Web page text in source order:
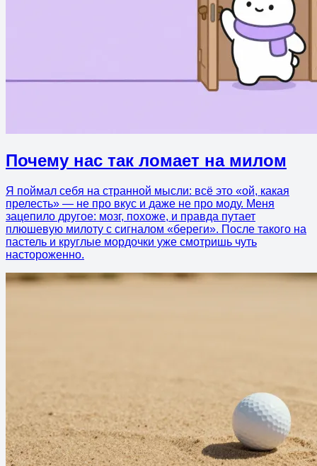
Почему нас так ломает на милом
Я поймал себя на странной мысли: всё это «ой, какая
прелесть» — не про вкус и даже не про моду. Меня
зацепило другое: мозг, похоже, и правда путает
плюшевую милоту с сигналом «береги». После такого на
пастель и круглые мордочки уже смотришь чуть
настороженно.